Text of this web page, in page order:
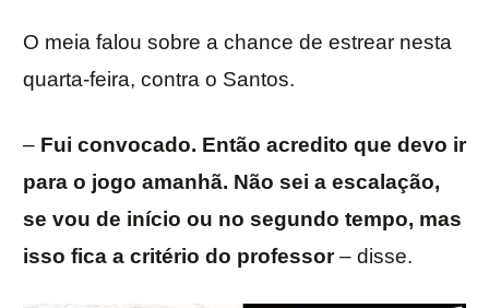
O meia falou sobre a chance de estrear nesta
quarta-feira, contra o Santos.
– Fui convocado. Então acredito que devo ir
para o jogo amanhã. Não sei a escalação,
se vou de início ou no segundo tempo, mas
isso fica a critério do professor– disse.